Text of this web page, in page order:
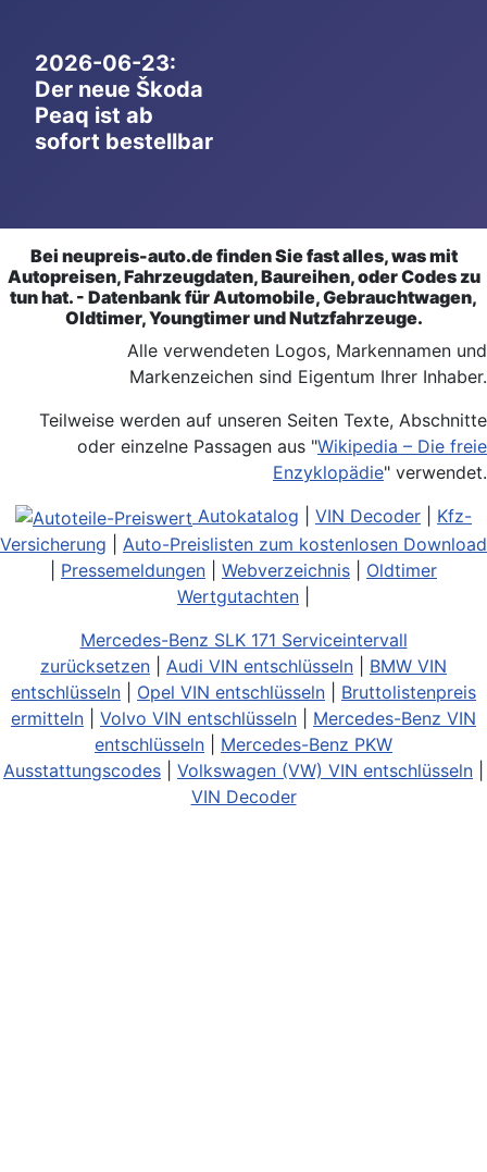
2026-06-23:
Der neue Škoda
Peaq ist ab
sofort bestellbar
Bei neupreis-auto.de finden Sie fast alles, was mit
Autopreisen, Fahrzeugdaten, Baureihen, oder Codes zu
tun hat. - Datenbank für Automobile, Gebrauchtwagen,
Oldtimer, Youngtimer und Nutzfahrzeuge.
Alle verwendeten Logos, Markennamen und
Markenzeichen sind Eigentum Ihrer Inhaber.
Teilweise werden auf unseren Seiten Texte, Abschnitte
oder einzelne Passagen aus "Wikipedia – Die freie
Enzyklopädie" verwendet.
Autokatalog
VIN Decoder
Kfz-
Versicherung
Auto-Preislisten zum kostenlosen Download
Pressemeldungen Webverzeichnis
Oldtimer
Wertgutachten
Mercedes-Benz SLK 171 Serviceintervall
zurücksetzen
Audi VIN entschlüsseln
BMW VIN
entschlüsseln
Opel VIN entschlüsseln
Bruttolistenpreis
ermitteln
Volvo VIN entschlüsseln
Mercedes-Benz VIN
entschlüsseln
Mercedes-Benz PKW
Ausstattungscodes
Volkswagen (VW) VIN entschlüsseln
VIN Decoder